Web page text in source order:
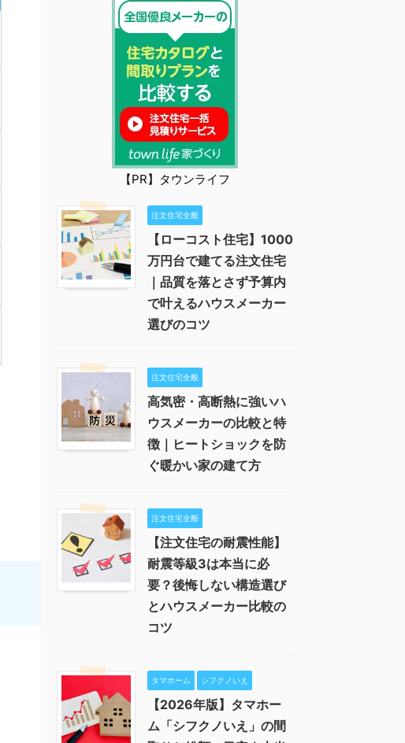
【PR】タウンライフ
注文住宅全般
【ローコスト住宅】1000
万円台で建てる注文住宅
｜品質を落とさず予算内
で叶えるハウスメーカー
選びのコツ
注文住宅全般
高気密・高断熱に強いハ
ウスメーカーの比較と特
徴｜ヒートショックを防
ぐ暖かい家の建て方
注文住宅全般
【注文住宅の耐震性能】
耐震等級3は本当に必
要？後悔しない構造選び
とハウスメーカー比較の
コツ
タマホーム シフクノいえ
【2026年版】タマホー
ム「シフクノいえ」の間